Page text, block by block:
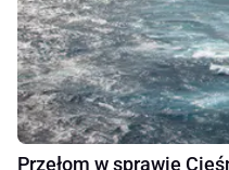
Przełom w sprawie